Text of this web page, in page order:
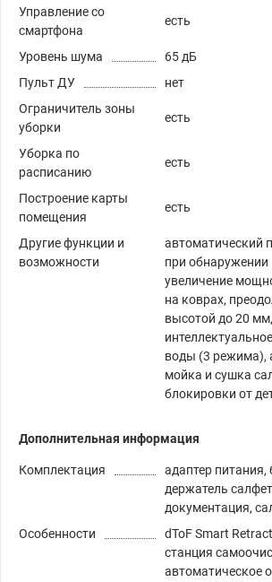
Управление со
смартфона
есть
Уровень шума
65 дБ
Пульт ДУ
нет
Ограничитель зоны
уборки
есть
Уборка по
расписанию
есть
Построение карты
помещения
есть
Другие функции и
возможности
автоматический
при обнаружении
увеличение
на коврах,
высотой до 20 мм,
воды (3 режима),
мойка и сушка
блокировки от
Дополнительная информация
Комплектация
адаптер
держатель
документация,
Особенности
dToF Smart
станция
автоматическое